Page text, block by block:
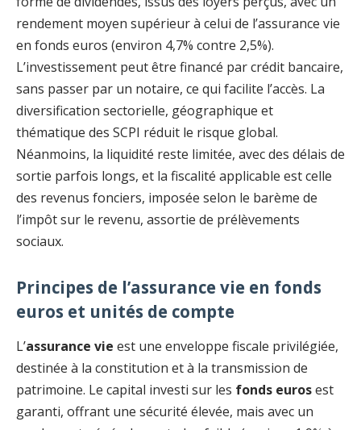
rendement moyen supérieur à celui de l’assurance vie
en fonds euros (environ 4,7% contre 2,5%).
L’investissement peut être financé par crédit bancaire,
sans passer par un notaire, ce qui facilite l’accès. La
diversification sectorielle, géographique et
thématique des SCPI réduit le risque global.
Néanmoins, la liquidité reste limitée, avec des délais de
sortie parfois longs, et la fiscalité applicable est celle
des revenus fonciers, imposée selon le barème de
l’impôt sur le revenu, assortie de prélèvements
sociaux.
Principes de l’assurance vie en fonds
euros et unités de compte
L’assurance vie est une enveloppe fiscale privilégiée,
destinée à la constitution et à la transmission de
patrimoine. Le capital investi sur les fonds eurosest
garanti, offrant une sécurité élevée, mais avec un